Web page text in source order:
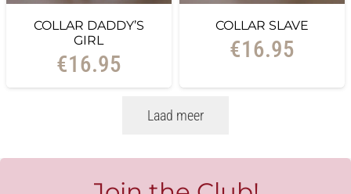
COLLAR DADDY’S
GIRL
€16.95
COLLAR SLAVE
€16.95
Laad meer